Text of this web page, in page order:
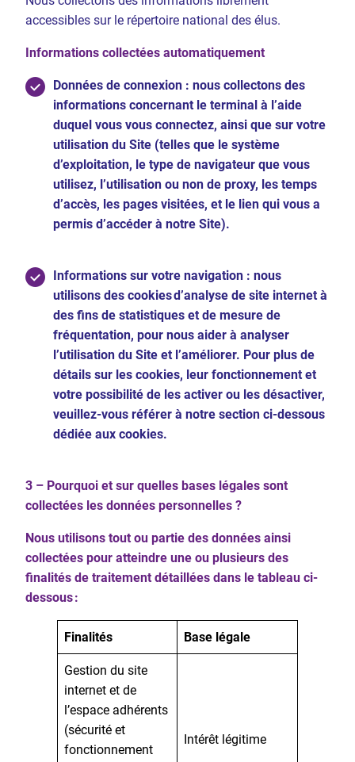
accessibles sur le répertoire national des élus.
Informations collectées automatiquement
Données de connexion : nous collectons des
informations concernant le terminal à l’aide
duquel vous vous connectez, ainsi que sur votre
utilisation du Site (telles que le système
d’exploitation, le type de navigateur que vous
utilisez, l’utilisation ou non de proxy, les temps
d’accès, les pages visitées, et le lien qui vous a
permis d’accéder à notre Site).
Informations sur votre navigation : nous
utilisons des cookies d’analyse de site internet à
des fins de statistiques et de mesure de
fréquentation, pour nous aider à analyser
l’utilisation du Site et l’améliorer. Pour plus de
détails sur les cookies, leur fonctionnement et
votre possibilité de les activer ou les désactiver,
veuillez-vous référer à notre section ci-dessous
dédiée aux cookies.
3 – Pourquoi et sur quelles bases légales sont
collectées les données personnelles ?
Nous utilisons tout ou partie des données ainsi
collectées pour atteindre une ou plusieurs des
finalités de traitement détaillées dans le tableau ci-
dessous :
Finalités Base légale
Gestion du site
internet et de
l’espace adhérents
(sécurité et
fonctionnement
Intérêt légitime